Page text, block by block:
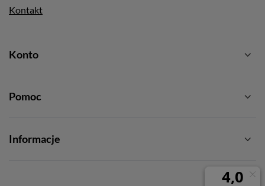
Kontakt
Konto
Pomoc
Informacje